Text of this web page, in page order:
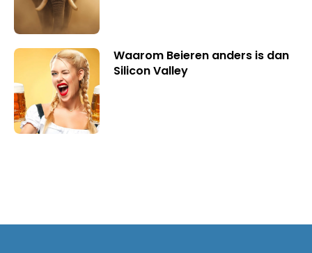
Waarom Beieren anders is dan
Silicon Valley